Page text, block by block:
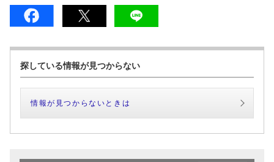
探している情報が見つからない
情報が見つからないときは